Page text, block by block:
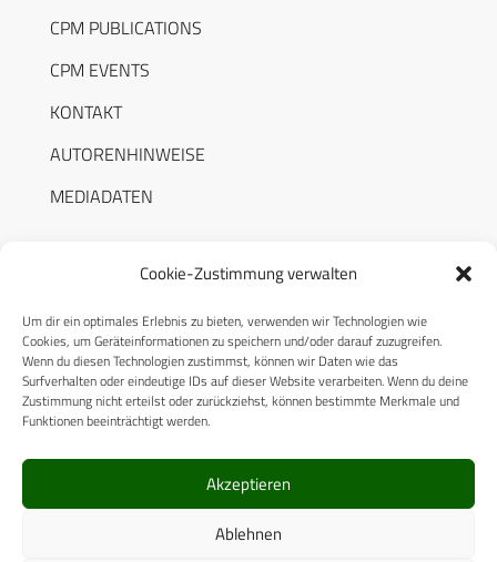
Cookie-Zustimmung verwalten
Um dir ein optimales Erlebnis zu bieten, verwenden wir Technologien wie
Cookies, um Geräteinformationen zu speichern und/oder darauf zuzugreifen.
Wenn du diesen Technologien zustimmst, können wir Daten wie das
Surfverhalten oder eindeutige IDs auf dieser Website verarbeiten. Wenn du deine
Zustimmung nicht erteilst oder zurückziehst, können bestimmte Merkmale und
Funktionen beeinträchtigt werden.
Akzeptieren
Ablehnen
CPM PUBLICATIONS
CPM EVENTS
KONTAKT
AUTORENHINWEISE
MEDIADATEN
RECHTLICHES
Datenschutzerklärung
Cookie-Richtlinie (EU)